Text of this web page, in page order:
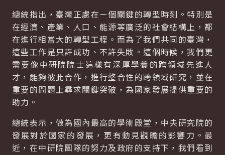
總統指出，臺灣正處在ㄧ個關鍵的轉型時刻。特別是
在經濟、產業、人口、能源等廣泛的社會結構上，都
在進行相當大的轉型工程。而為了我們共同的臺灣，
這些工作是只許成功、不許失敗。這個時候，我們更
需要像中研院院士這樣有深厚學養的跨領域先進人
才，能夠彼此合作，進行整合性的跨領域研究，並在
重要的問題上尋求關鍵突破，為國家發展提供重要的
助力。
總統表示，做為國內最高的學術殿堂，中央研究院的
發展對於國家的發展，更有動見觀瞻的影響力。最
近，在中研院團隊的努力及政府的支持下，我們看到